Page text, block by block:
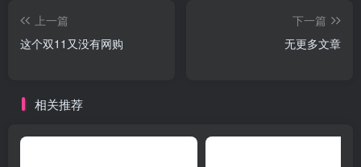
上一篇
这个双11又没有网购
下一篇
无更多文章
相关推荐